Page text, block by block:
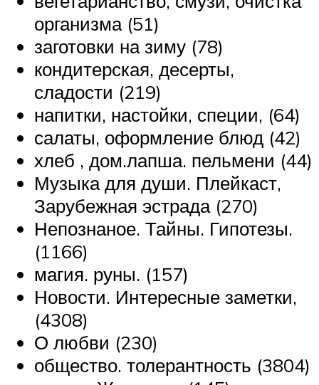
организма (51)
заготовки на зиму (78)
кондитерская, десерты,
сладости (219)
напитки, настойки, специи, (64)
салаты, оформление блюд (42)
хлеб , дом.лапша. пельмени (44)
Музыка для души. Плейкаст,
Зарубежная эстрада (270)
Непознаное. Тайны. Гипотезы.
(1166)
магия. руны. (157)
Новости. Интересные заметки,
(4308)
О любви (230)
общество. толерантность (3804)